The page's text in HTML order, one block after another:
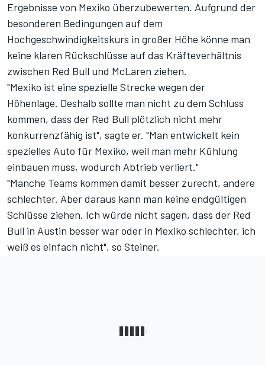
Ergebnisse von Mexiko überzubewerten. Aufgrund der
besonderen Bedingungen auf dem
Hochgeschwindigkeitskurs in großer Höhe könne man
keine klaren Rückschlüsse auf das Kräfteverhältnis
zwischen Red Bull und McLaren ziehen.
"Mexiko ist eine spezielle Strecke wegen der
Höhenlage. Deshalb sollte man nicht zu dem Schluss
kommen, dass der Red Bull plötzlich nicht mehr
konkurrenzfähig ist", sagte er. "Man entwickelt kein
spezielles Auto für Mexiko, weil man mehr Kühlung
einbauen muss, wodurch Abtrieb verliert."
"Manche Teams kommen damit besser zurecht, andere
schlechter. Aber daraus kann man keine endgültigen
Schlüsse ziehen. Ich würde nicht sagen, dass der Red
Bull in Austin besser war oder in Mexiko schlechter, ich
weiß es einfach nicht", so Steiner.